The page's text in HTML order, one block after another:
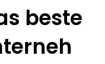
beste